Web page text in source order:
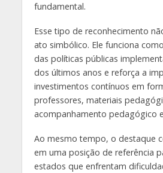
fundamental.
Esse tipo de reconhecimento
ato simbólico. Ele funciona
das políticas públicas
dos últimos anos e reforça a
investimentos contínuos em
professores, materiais
acompanhamento pedagógico
Ao mesmo tempo, o destaque
em uma posição de referência
estados que enfrentam